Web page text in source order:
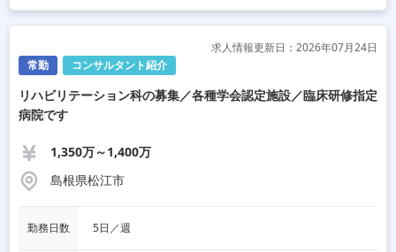
常勤 コンサルタント紹介
求人情報更新日：2026年07月24日
リハビリテーション科の募集／各種学会認定施設／臨床研修指定
病院です
1,350万～1,400万
島根県松江市
勤務日数 5日／週